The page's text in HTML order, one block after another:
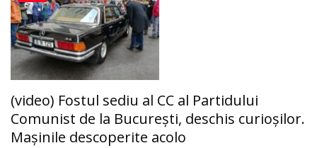
(video) Fostul sediu al CC al Partidului
Comunist de la Bucureşti, deschis curioşilor.
Maşinile descoperite acolo